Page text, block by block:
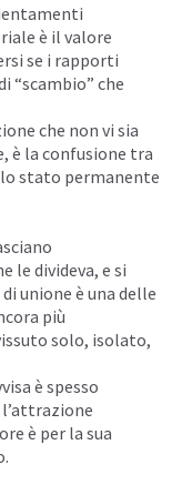
è il valore
se i rapporti
“scambio” che
che non vi sia
è la confusione tra
lo stato permanente
le divideva, e si
unione è una delle
più
solo, isolato,
è spesso
è per la sua